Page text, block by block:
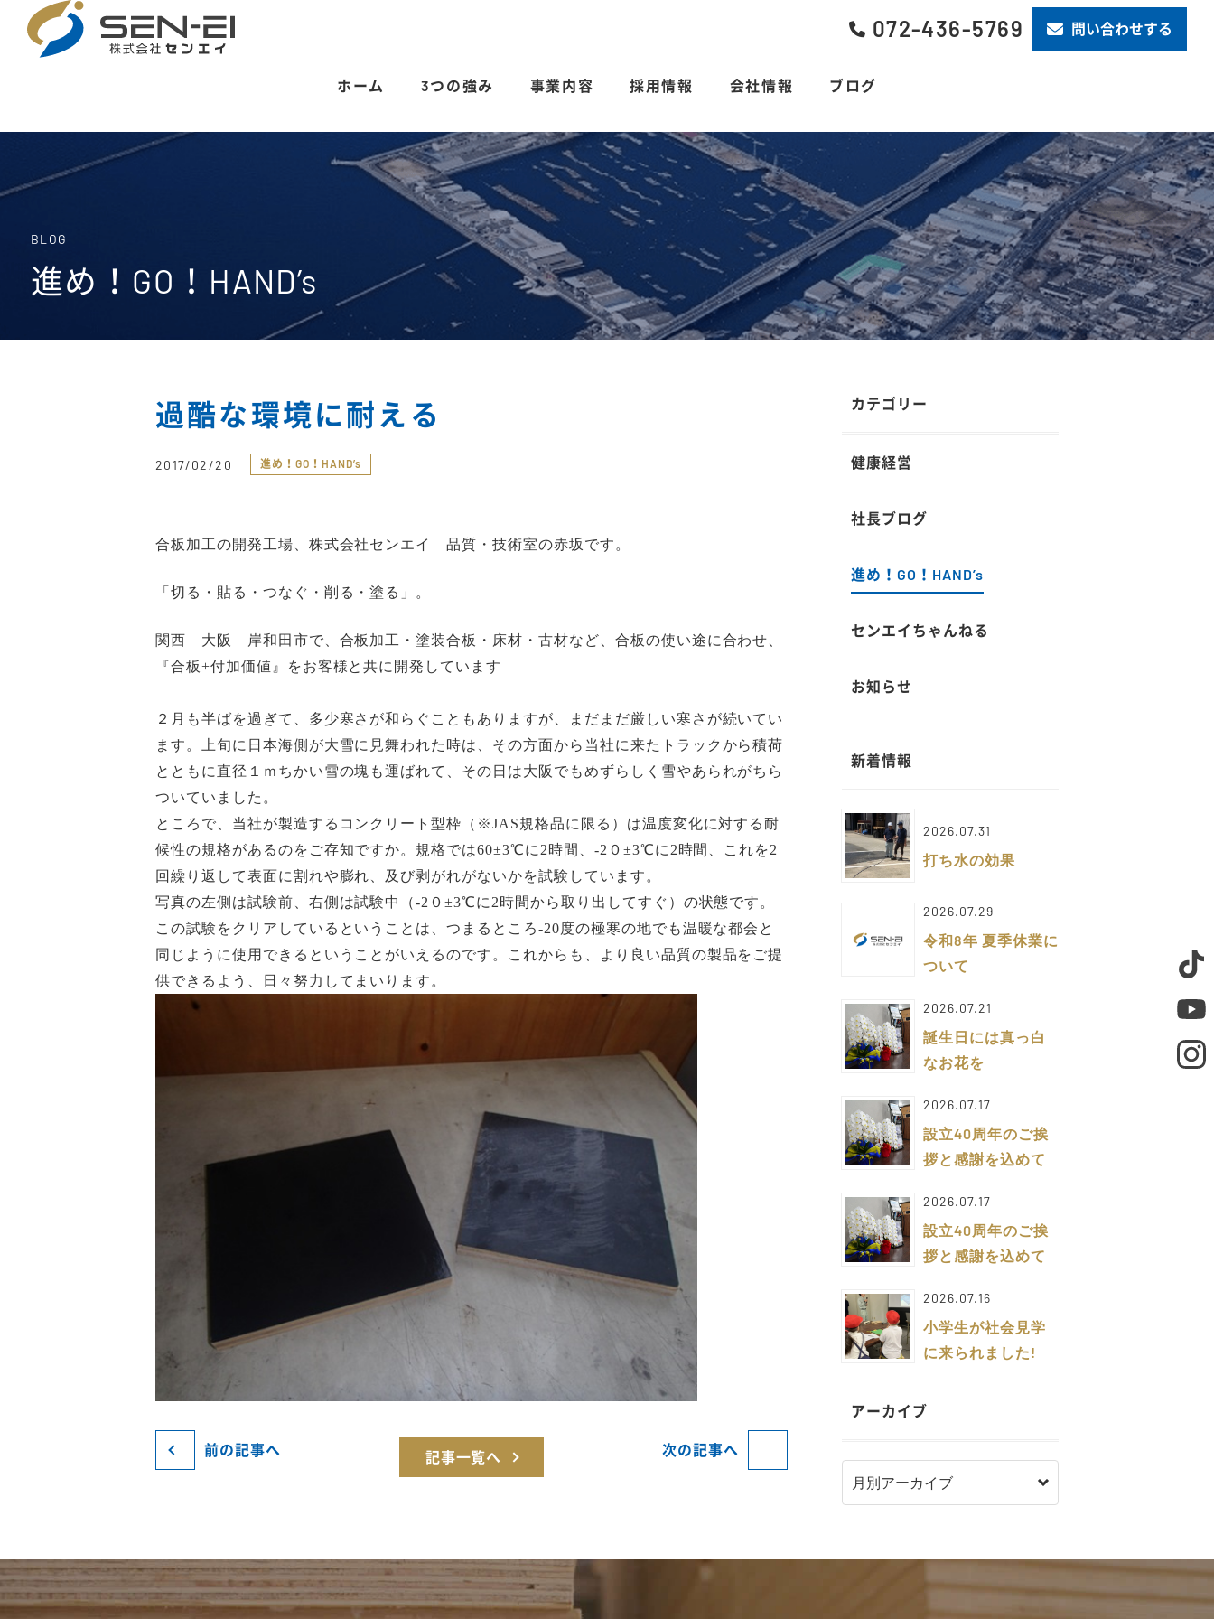
072-436-5769 問い合わせする
ホーム 3つの強み 事業内容 採用情報 会社情報 ブログ
BLOG
進め！GO！HAND’s
過酷な環境に耐える
2017/02/20 進め！GO！HAND’s
合板加工の開発工場、株式会社センエイ 品質・技術室の赤坂です。
「切る・貼る・つなぐ・削る・塗る」。
関西 大阪 岸和田市で、合板加工・塗装合板・床材・古材など、合板の使い途に合わせ、
『合板+付加価値』をお客様と共に開発しています
２月も半ばを過ぎて、多少寒さが和らぐこともありますが、まだまだ厳しい寒さが続いてい
ます。上旬に日本海側が大雪に見舞われた時は、その方面から当社に来たトラックから積荷
とともに直径１ｍちかい雪の塊も運ばれて、その日は大阪でもめずらしく雪やあられがちら
ついていました。
ところで、当社が製造するコンクリート型枠（※JAS規格品に限る）は温度変化に対する耐
候性の規格があるのをご存知ですか。規格では60±3℃に 2時間、 -2 ０±3℃に 2時間、これを2
回繰り返して表面に割れや膨れ、及び剥がれがないかを試験しています。
写真の左側は試験前、右側は試験中（-2 ０±3℃に 2時間から取り出してすぐ）の状態です。
この試験をクリアしているということは、つまるところ-20度の極寒の地でも温暖な都会と
同じように使用できるということがいえるのです。これからも、より良い品質の製品をご提
供できるよう、日々努力してまいります。
前の記事へ 記事一覧へ 次の記事へ
カテゴリー
健康経営
社長ブログ
進め！GO！HAND’s
センエイちゃんねる
お知らせ
新着情報
2026.07.31
打ち水の効果
2026.07.29
令和8年 夏季休業に
ついて
2026.07.21
誕生日には真っ白
なお花を
2026.07.17
設立40周年のご挨
拶と感謝を込めて
2026.07.17
設立40周年のご挨
拶と感謝を込めて
2026.07.16
小学生が社会見学
に来られました!
アーカイブ